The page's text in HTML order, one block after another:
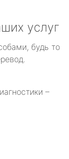
услуг
будь то
–